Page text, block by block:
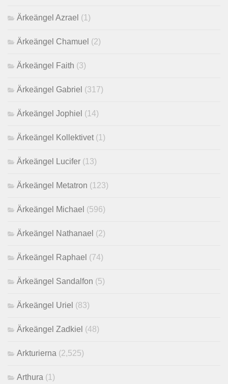
Ärkeängel Azrael (1)
Ärkeängel Chamuel (2)
Ärkeängel Faith (3)
Ärkeängel Gabriel (317)
Ärkeängel Jophiel (14)
Ärkeängel Kollektivet (1)
Ärkeängel Lucifer (13)
Ärkeängel Metatron (123)
Ärkeängel Michael (596)
Ärkeängel Nathanael (2)
Ärkeängel Raphael (74)
Ärkeängel Sandalfon (5)
Ärkeängel Uriel (83)
Ärkeängel Zadkiel (48)
Arkturierna (2,525)
Arthura (1)